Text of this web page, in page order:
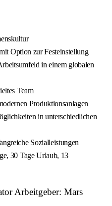
Option zur Festeinstellung
in einem globalen
Team
Produktionsanlagen
in unterschiedlichen
Sozialleistungen
30 Tage Urlaub, 13
Arbeitgeber: Mars